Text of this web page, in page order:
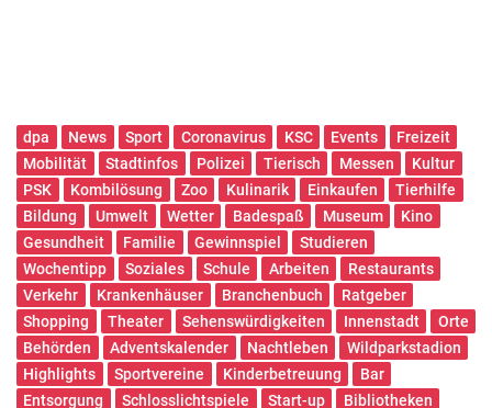
dpa News Sport Coronavirus KSC Events
Freizeit
Mobilität
Stadtinfos Polizei Tierisch Messen
Kultur
PSK
Kombilösung Zoo Kulinarik Einkaufen
Tierhilfe
Bildung
Umwelt Wetter Badespaß Museum
Kino
Gesundheit
Familie Gewinnspiel
Studieren
Wochentipp
Soziales Schule Arbeiten
Restaurants
Verkehr
Krankenhäuser Branchenbuch
Ratgeber
Shopping
Theater Sehenswürdigkeiten Innenstadt
Orte
Behörden
Adventskalender Nachtleben
Wildparkstadion
Highlights
Sportvereine Kinderbetreuung
Bar
Entsorgung
Schlosslichtspiele Start-up
Bibliotheken